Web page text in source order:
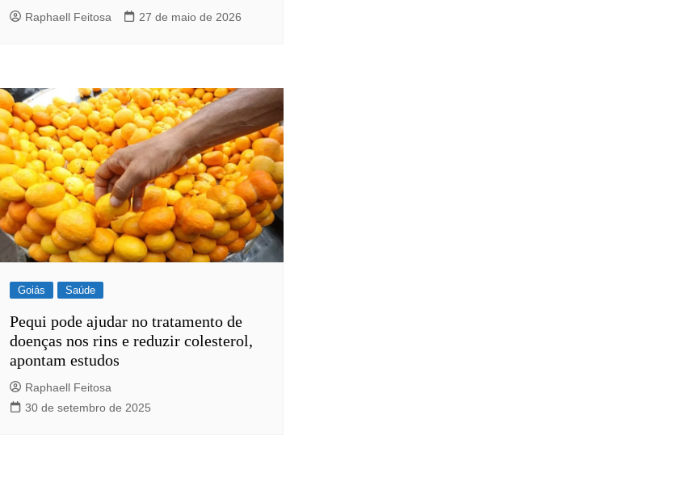
Raphaell Feitosa 27 de maio de 2026
Goiás Saúde
Pequi pode ajudar no tratamento de
doenças nos rins e reduzir colesterol,
apontam estudos
Raphaell Feitosa
30 de setembro de 2025